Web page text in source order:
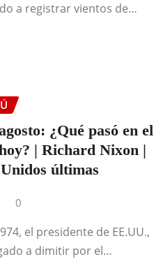
a registrar vientos de…
¿Qué pasó en el
| Richard Nixon |
últimas
0
el presidente de EE.UU.,
a dimitir por el…